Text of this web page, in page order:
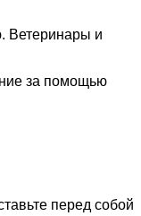
Ветеринары и
за помощью
перед собой